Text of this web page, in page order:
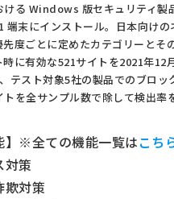
ける Windows 版セキュリティ製
末にインストール。⽇本向けの
先度ごとに定めたカテゴリーとそ
に有効な521サイトを2021年12
テスト対象5社の製品でのブロッ
を全サンプル数で除して検出率
】※全ての機能一覧はこち
対策
欺対策